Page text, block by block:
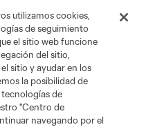
utilizamos cookies,
de seguimiento
el sitio web funcione
del sitio,
sitio y ayudar en los
la posibilidad de
de
"Centro de
navegando por el